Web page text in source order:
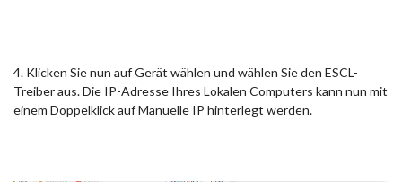
4. Klicken Sie nun auf Gerät wählen und wählen Sie den ESCL-
Treiber aus. Die IP-Adresse Ihres Lokalen Computers kann nun mit
einem Doppelklick auf Manuelle IP hinterlegt werden.